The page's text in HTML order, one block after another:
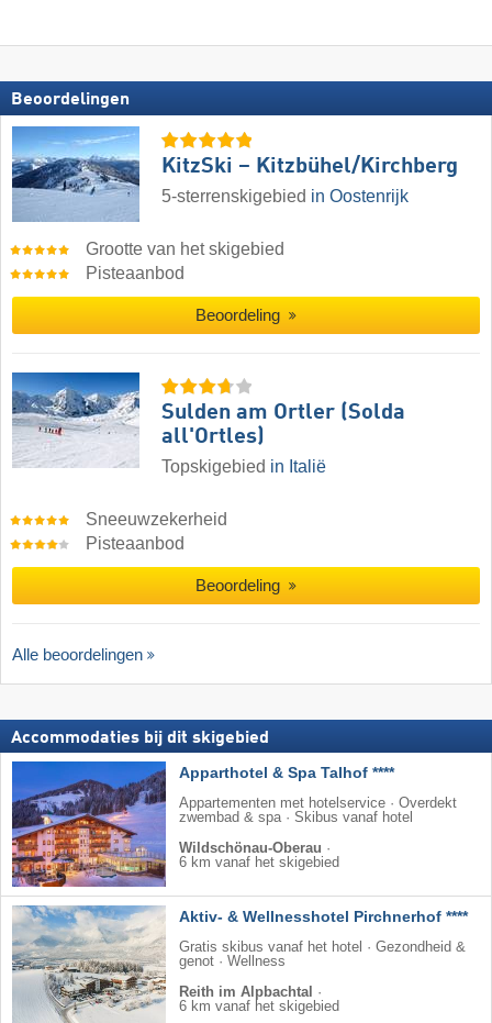
Beoordelingen
KitzSki – Kitzbühel/​Kirchberg
5-sterrenskigebied in Oostenrijk
Grootte van het skigebied
Pisteaanbod
Beoordeling
Sulden am Ortler (Solda
all'Ortles)
Topskigebied in Italië
Sneeuwzekerheid
Pisteaanbod
Beoordeling
Alle beoordelingen
Accommodaties bij dit skigebied
Apparthotel & Spa Talhof ****
Appartementen met hotelservice · Overdekt
zwembad & spa · Skibus vanaf hotel
Wildschönau-Oberau ·
6 km vanaf het skigebied
Aktiv- & Wellnesshotel Pirchnerhof ****
Gratis skibus vanaf het hotel · Gezondheid &
genot · Wellness
Reith im Alpbachtal ·
6 km vanaf het skigebied